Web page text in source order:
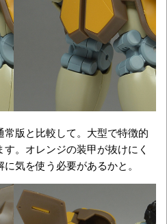
版と比較して。大型で特徴的
。オレンジの装甲が抜けにく
気を使う必要があるかと。